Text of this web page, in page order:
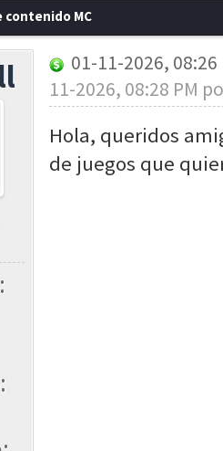
contenido MC
01-11-2026,
11-2026, 08:28 PM
Hola, queridos
de juegos que